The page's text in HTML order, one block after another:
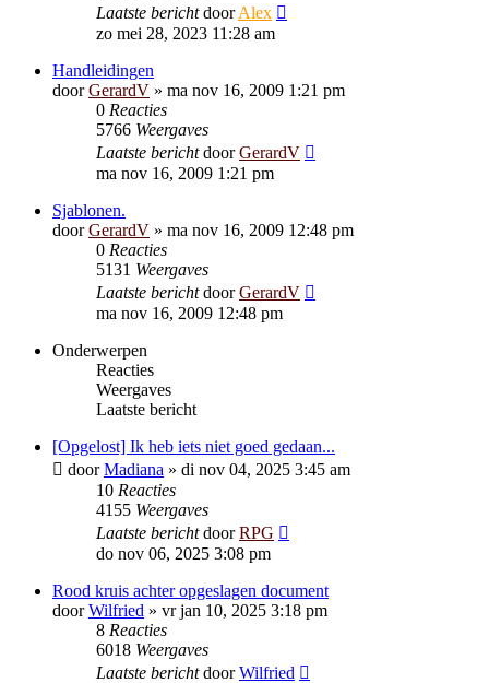
Laatste berichtdoorAlex
zo mei 28, 2023 11:28 am
Handleidingen
doorGerardV » ma nov 16, 2009 1:21 pm
0 Reacties
5766 Weergaves
Laatste berichtdoorGerardV
ma nov 16, 2009 1:21 pm
Sjablonen.
doorGerardV » ma nov 16, 2009 12:48 pm
0 Reacties
5131 Weergaves
Laatste berichtdoorGerardV
ma nov 16, 2009 12:48 pm
Onderwerpen
Reacties
Weergaves
Laatste bericht
[Opgelost] Ik heb iets niet goed gedaan...
doorMadiana » di nov 04, 2025 3:45 am
10 Reacties
4155 Weergaves
Laatste berichtdoorRPG
do nov 06, 2025 3:08 pm
Rood kruis achter opgeslagen document
doorWilfried » vr jan 10, 2025 3:18 pm
8 Reacties
6018 Weergaves
Laatste berichtdoorWilfried